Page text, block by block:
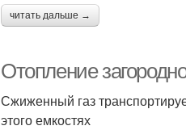
читать дальше →
Отопление
Сжиженный газ
этого емкостях